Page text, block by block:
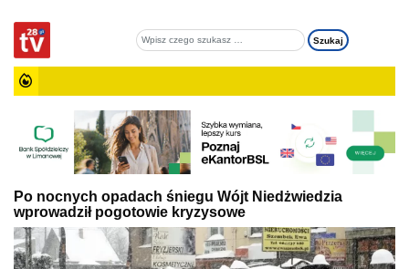
Po nocnych opadach śniegu Wójt Niedżwiedzia
wprowadził pogotowie kryzysowe